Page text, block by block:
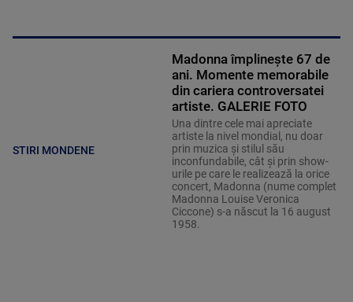
STIRI MONDENE
Madonna împlineşte 67 de
ani. Momente memorabile
din cariera controversatei
artiste. GALERIE FOTO
Una dintre cele mai apreciate
artiste la nivel mondial, nu doar
prin muzica şi stilul său
inconfundabile, cât şi prin show-
urile pe care le realizează la orice
concert, Madonna (nume complet
Madonna Louise Veronica
Ciccone) s-a născut la 16 august
1958.